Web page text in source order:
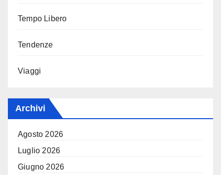
Tempo Libero
Tendenze
Viaggi
Archivi
Agosto 2026
Luglio 2026
Giugno 2026